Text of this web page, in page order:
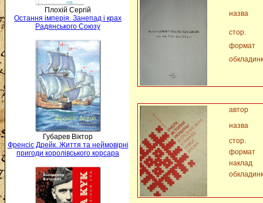
Плохій Сергій
Остання імперія. Занепад і крах
Радянського Союзу
Губарев Віктор
Френсіс Дрейк. Життя та неймовірні
пригоди королівського корсара
назва
стор.
формат
автор
назва
стор.
формат
наклад